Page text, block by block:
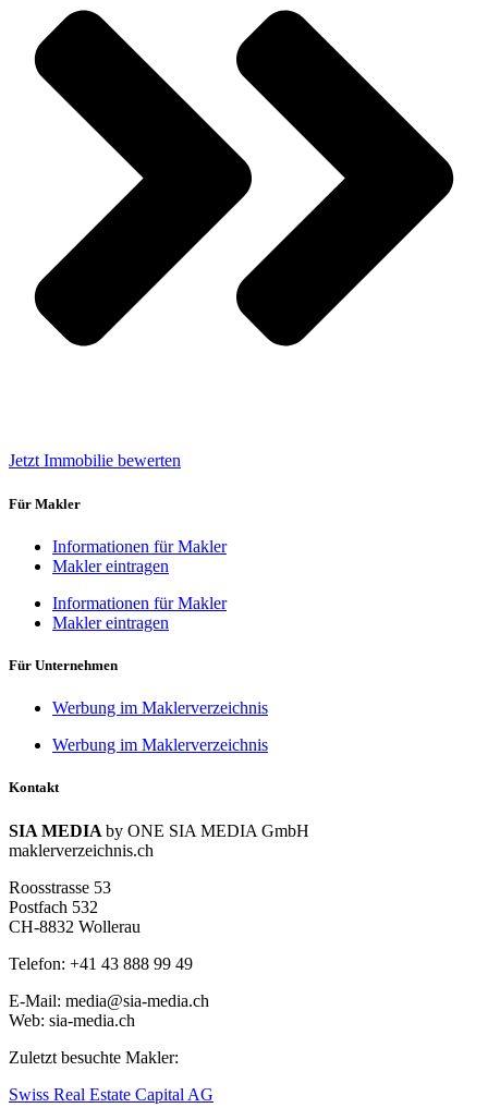
Jetzt Immobilie bewerten
Für Makler
Informationen für Makler
Makler eintragen
Informationen für Makler
Makler eintragen
Für Unternehmen
Werbung im Maklerverzeichnis
Werbung im Maklerverzeichnis
Kontakt
SIA MEDIA by ONE SIA MEDIA GmbH
maklerverzeichnis.ch
Roosstrasse 53
Postfach 532
CH-8832 Wollerau
Telefon: +41 43 888 99 49
E-Mail: media@sia-media.ch
Web: sia-media.ch
Zuletzt besuchte Makler:
Swiss Real Estate Capital AG